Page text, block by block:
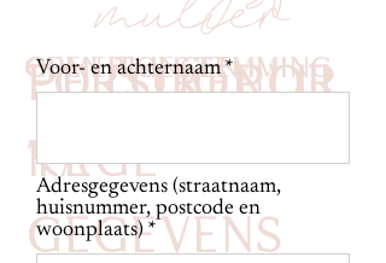
Opmerkingen
Geen toestemming
Fotorepor
tage
persoonlij
ke
gegevens
Voor- en achternaam
Adresgegevens (straatnaam,
huisnummer, postcode en
woonplaats)